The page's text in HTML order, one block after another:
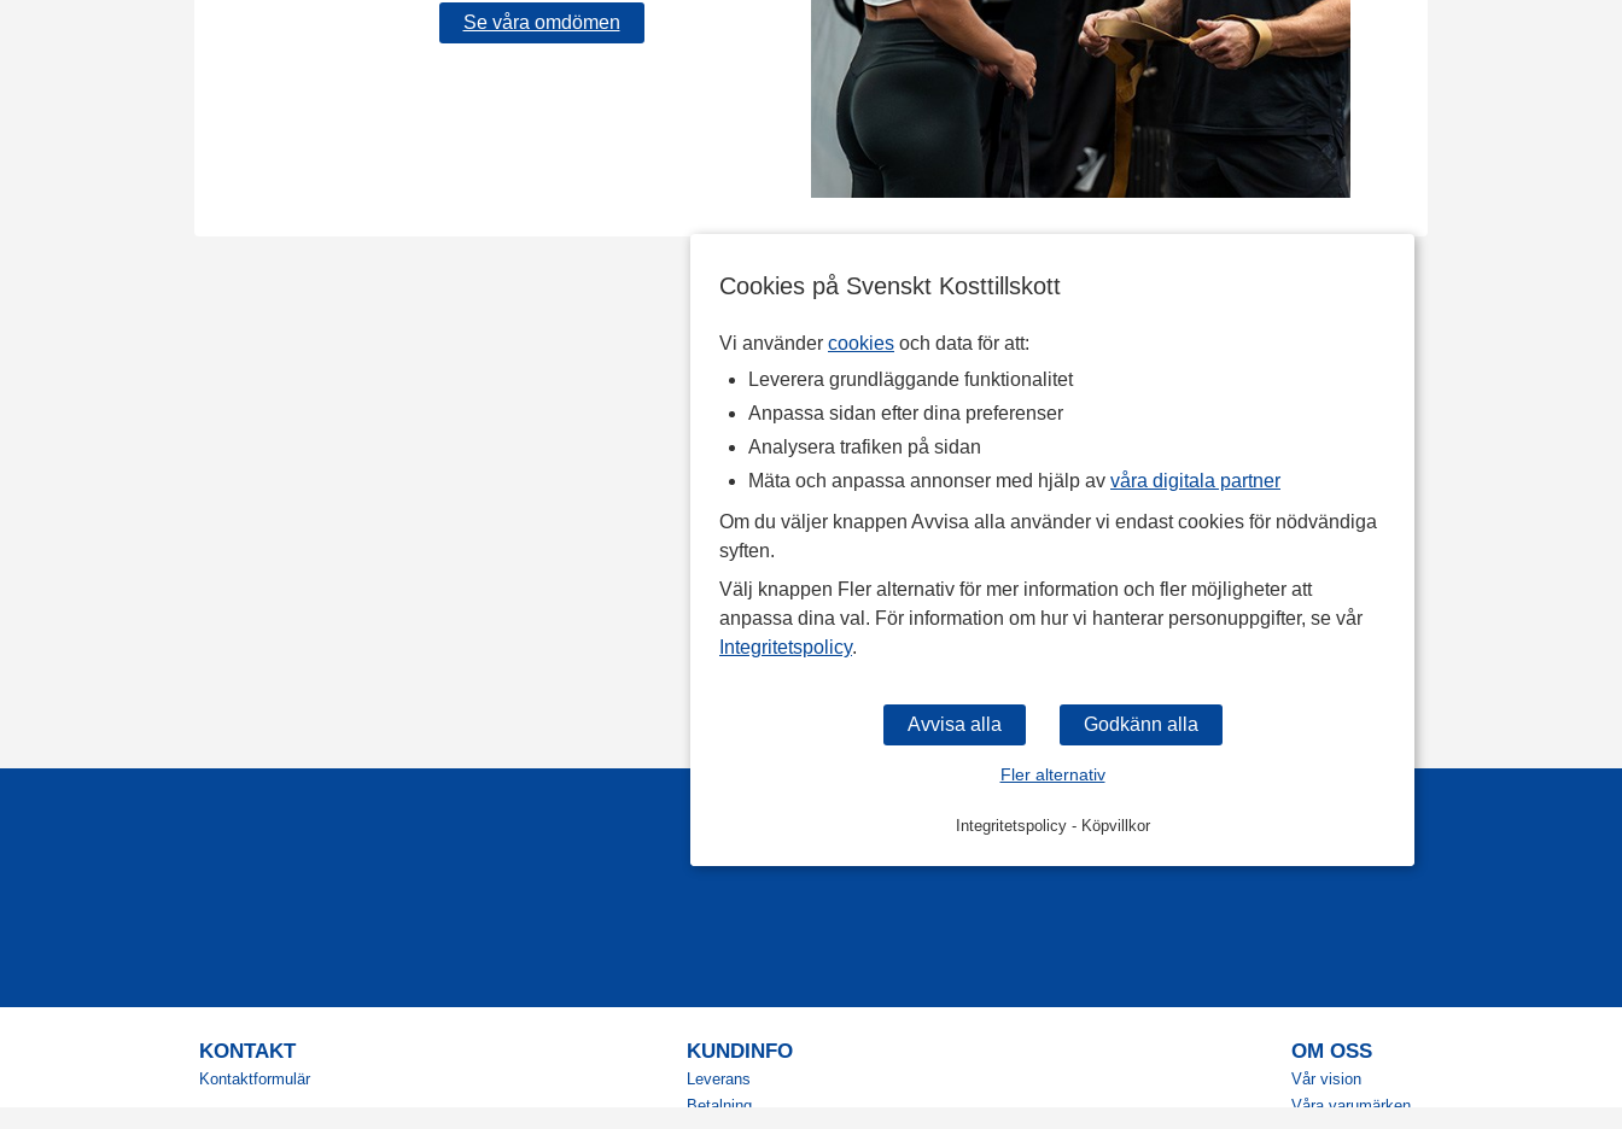
Cookies på Svenskt Kosttillskott
Vi använder cookies och data för att:
Leverera grundläggande funktionalitet
Anpassa sidan efter dina preferenser
Analysera trafiken på sidan
Mäta och anpassa annonser med hjälp av våra digitala partner
Om du väljer knappen Avvisa alla använder vi endast cookies för nödvändiga
syften.
Välj knappen Fler alternativ för mer information och fler möjligheter att
anpassa dina val. För information om hur vi hanterar personuppgifter, se vår
Integritetspolicy.
Fler alternativ
Integritetspolicy- Köpvillkor
Se våra omdömen
KONTAKT
Kontaktformulär
KUNDINFO
Leverans
Betalning
OM OSS
Vår vision
Våra varumärken